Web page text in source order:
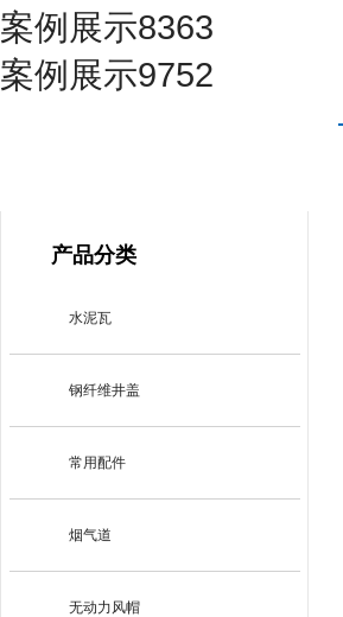
案例展示8363
案例展示9752
产品分类
水泥瓦
钢纤维井盖
常用配件
烟气道
无动力风帽